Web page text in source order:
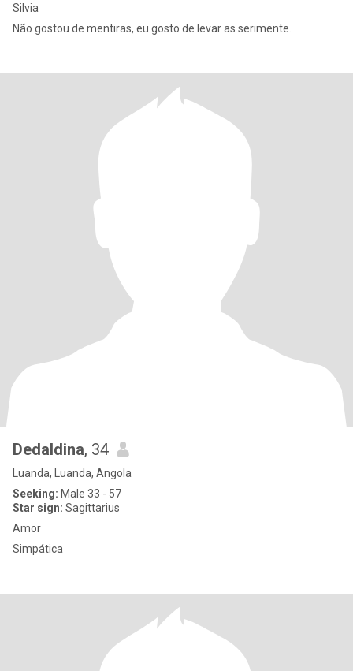
Silvia
Não gostou de mentiras, eu gosto de levar as serimente.
Dedaldina, 34
Luanda, Luanda, Angola
Seeking: Male 33 - 57
Star sign: Sagittarius
Amor
Simpática